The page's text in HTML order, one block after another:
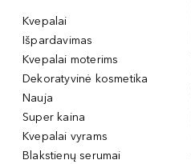
Kvepalai
Išpardavimas
Kvepalai moterims
Dekoratyvinė kosmetika
Nauja
Super kaina
Kvepalai vyrams
Blakstienų serumai